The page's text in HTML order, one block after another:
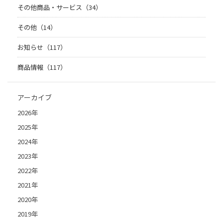
その他商品・サービス（34）
その他（14）
お知らせ（117）
商品情報（117）
アーカイブ
2026年
2025年
2024年
2023年
2022年
2021年
2020年
2019年